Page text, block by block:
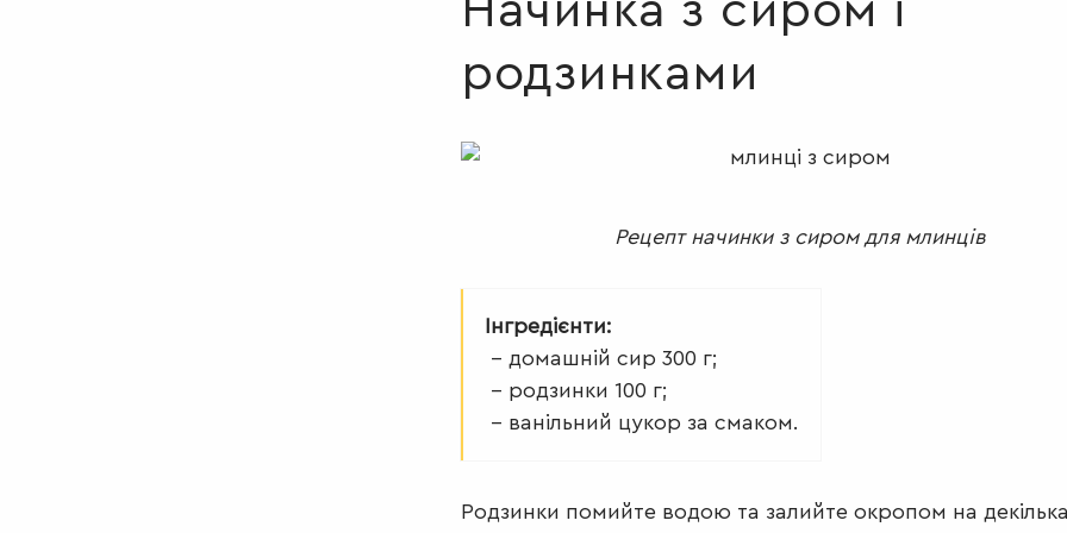
Начинка з сиром і
родзинками
Рецепт начинки з сиром для млинців
Інгредієнти:
– домашній сир 300 г;
– родзинки 100 г;
– ванільний цукор за смаком.
Родзинки помийте водою та залийте окропом на